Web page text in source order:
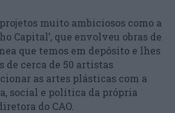
muito ambiciosos como a
Capital’, que envolveu obras de
que temos em depósito e lhes
de cerca de 50 artistas
as artes plásticas com a
social e política da própria
do CAO.